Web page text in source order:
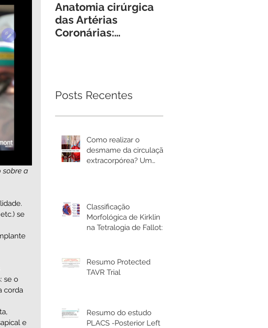
sobre a
se
se o
corda
e
Anatomia cirúrgica
das Artérias
Coronárias:
Posts Recentes
Como realizar o
desmame da circulação
extracorpórea? Um
Classificação
Morfológica de Kirklin
na Tetralogia de Fallot: o
Resumo Protected
TAVR Trial
Resumo do estudo
PLACS -Posterior Left